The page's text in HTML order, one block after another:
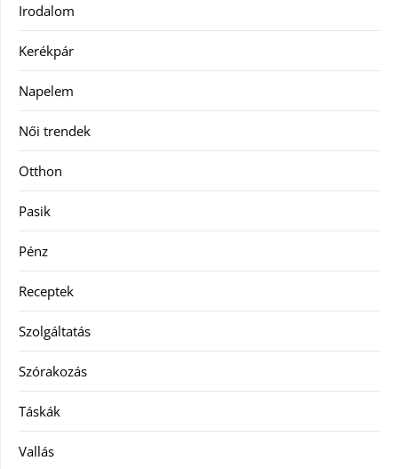
Irodalom
Kerékpár
Napelem
Női trendek
Otthon
Pasik
Pénz
Receptek
Szolgáltatás
Szórakozás
Táskák
Vallás